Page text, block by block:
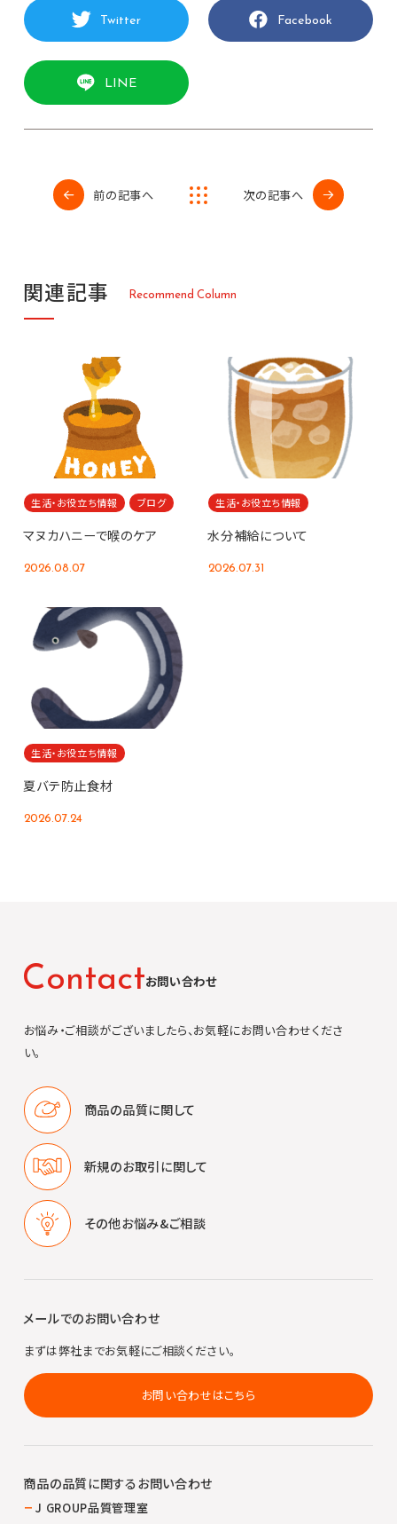
Twitter Facebook
LINE
前の記事へ 次の記事へ
関連記事 Recommend Co lumn
生活・お役立ち情報 ブログ
マヌカハニーで喉のケア
2026.08.07
生活・お役立ち情報
水分補給について
2026.07.31
生活・お役立ち情報
夏バテ防止食材
2026.07.24
Contactお問い合わせ
お悩み・ご相談がございましたら、お気軽にお問い合わせくださ
い。
商品の品質に関して
新規のお取引に関して
その他お悩み&ご相談
メールでのお問い合わせ
まずは弊社までお気軽にご相談ください。
お問い合わせはこちら
商品の品質に関するお問い合わせ
J GROUP品質管理室